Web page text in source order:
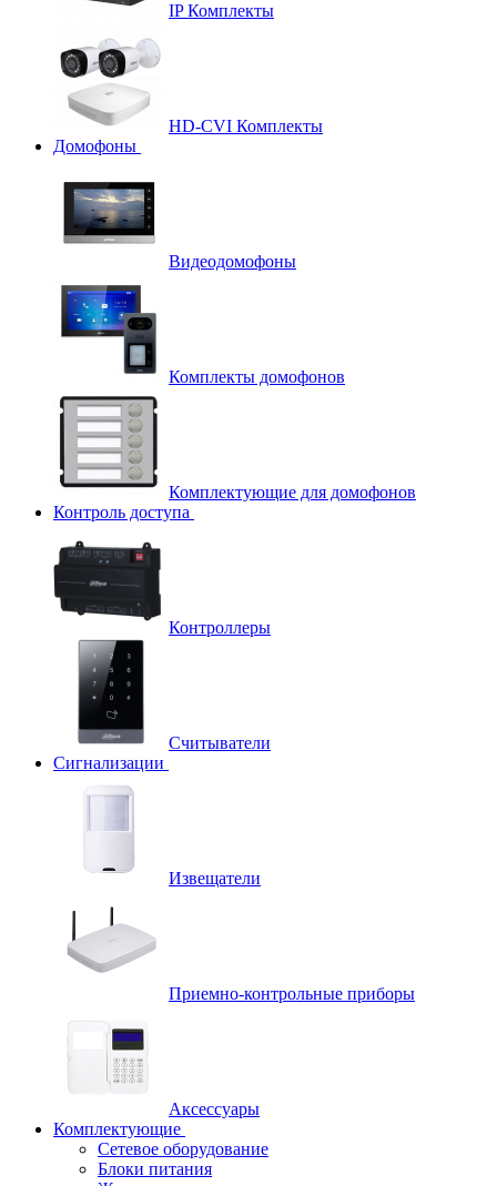
IP Комплекты
HD-CVI Комплекты
Домофоны
Видеодомофоны
Комплекты домофонов
Комплектующие для домофонов
Контроль доступа
Контроллеры
Считыватели
Сигнализации
Извещатели
Приемно-контрольные приборы
Аксессуары
Комплектующие
Сетевое оборудование
Блоки питания